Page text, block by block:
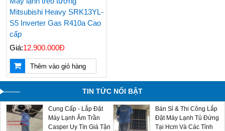
Mitsubishi Heavy SRK13YL-
S5 Inverter Gas R410a Cao
cấp
Giá:12.900.000Đ
Thêm vào giỏ hàng
TIN TỨC NỔI BẬT
0909588116
Máy Lạnh Âm Trần
Aqua - Đại Lý Phân
Phối Chính Hãng Giá
Cung Cấp - Lắp Đặt
Máy Lạnh Âm Trần
Casper Uy Tín Giá Tận
Bán Sỉ & Thi Công Lắp
Đặt Máy Lạnh Tủ Đứng
Tại Hcm Và Các Tỉnh